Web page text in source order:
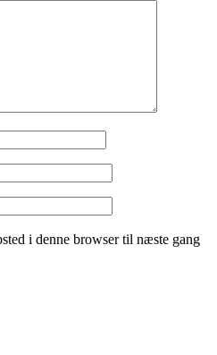
i denne browser til næste gang